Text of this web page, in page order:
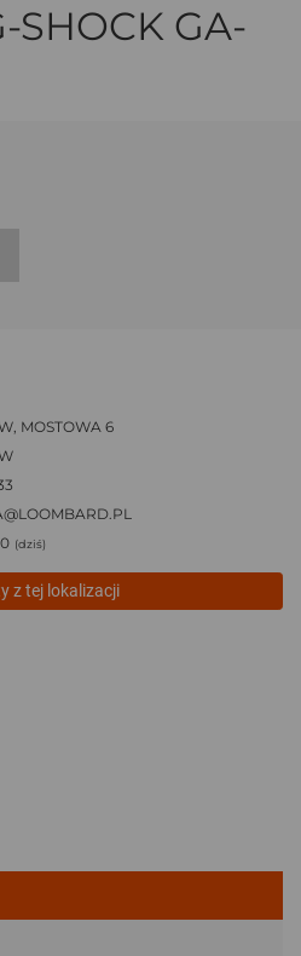
SHOCK GA-
MOSTOWA 6
(dziś)
z tej lokalizacji